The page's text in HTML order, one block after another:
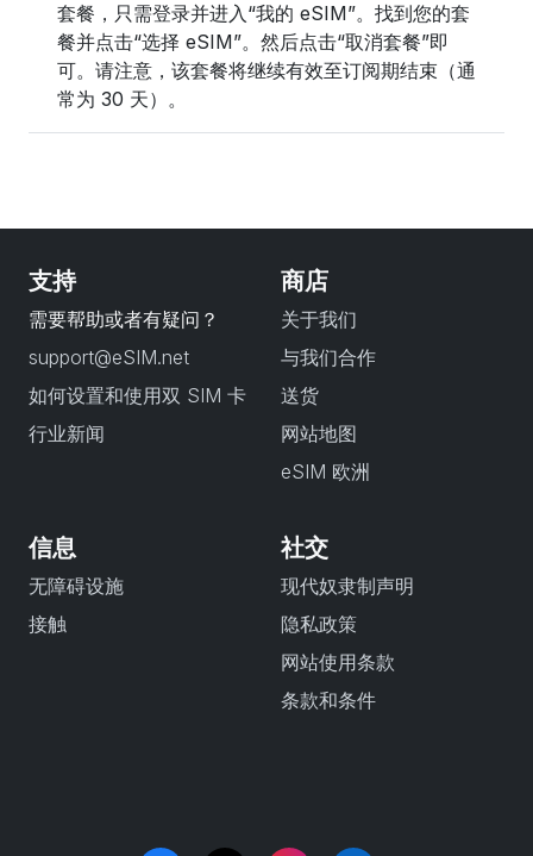
套餐，只需登录并进入“我的 eSIM”。找到您的套
餐并点击“选择 eSIM”。然后点击“取消套餐”即
可。请注意，该套餐将继续有效至订阅期结束（通
常为 30 天）。
支持
需要帮助或者有疑问？
support@eSIM.net
如何设置和使用双 SIM 卡
行业新闻
商店
关于我们
与我们合作
送货
网站地图
eSIM 欧洲
信息
无障碍设施
接触
社交
现代奴隶制声明
隐私政策
网站使用条款
条款和条件